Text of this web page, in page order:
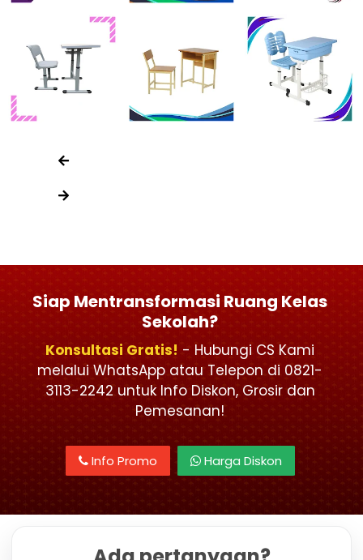
Siap Mentransformasi Ruang Kelas
Sekolah?
Konsultasi Gratis! - Hubungi CS Kami
melalui WhatsApp atau Telepon di 0821-
3113-2242 untuk Info Diskon, Grosir dan
Pemesanan!
Info Promo Harga Diskon